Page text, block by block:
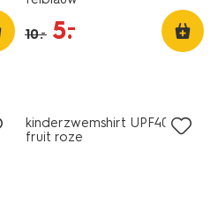
10.– 5.
–
kinderzwemshirt UPF40+
fruit roze